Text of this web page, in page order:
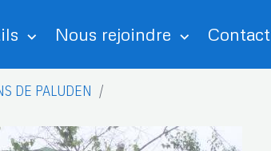
Nous rejoindre Contact
DE PALUDEN